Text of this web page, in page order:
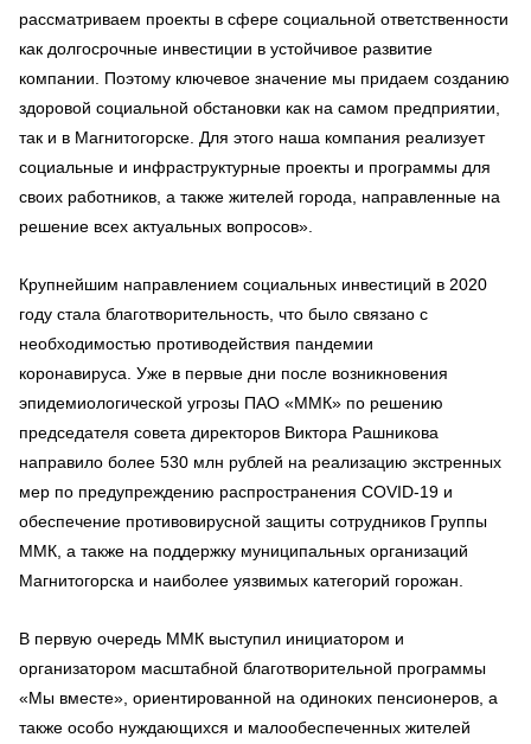
рассматриваем проекты в сфере социальной ответственности
как долгосрочные инвестиции в устойчивое развитие
компании. Поэтому ключевое значение мы придаем созданию
здоровой социальной обстановки как на самом предприятии,
так и в Магнитогорске. Для этого наша компания реализует
социальные и инфраструктурные проекты и программы для
своих работников, а также жителей города, направленные на
решение всех актуальных вопросов».
Крупнейшим направлением социальных инвестиций в 2020
году стала благотворительность, что было связано с
необходимостью противодействия пандемии
коронавируса. Уже в первые дни после возникновения
эпидемиологической угрозы ПАО «ММК» по решению
председателя совета директоров Виктора Рашникова
направило более 530 млн рублей на реализацию экстренных
мер по предупреждению распространения COVID-19 и
обеспечение противовирусной защиты сотрудников Группы
ММК, а также на поддержку муниципальных организаций
Магнитогорска и наиболее уязвимых категорий горожан.
В первую очередь ММК выступил инициатором и
организатором масштабной благотворительной программы
«Мы вместе», ориентированной на одиноких пенсионеров, а
также особо нуждающихся и малообеспеченных жителей